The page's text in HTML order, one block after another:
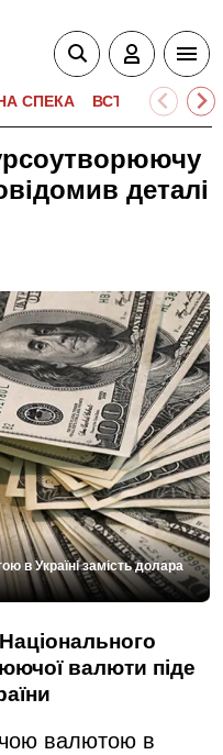
СПЕКА ВСТУПНА
деталі
в Україні замість долара
валюти піде
валютою в